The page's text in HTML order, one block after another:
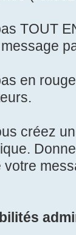
TOUT
en
créez
votre